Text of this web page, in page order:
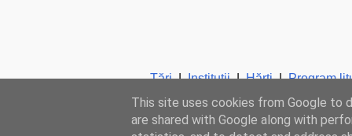
Ţări|Instituţii|Hărţi|Program
This site uses cookies from Google to
are shared with Google along with